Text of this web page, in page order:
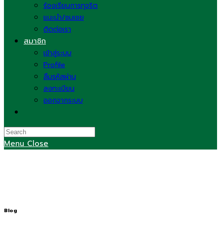
ร้องเรียนการทุจริต
แนะนำ/ชมเชย
ติดต่อเรา
สมาชิก
เข้าสู่ระบบ
Profile
ลืมรหัสผ่าน
ลงทะเบียน
ออกจากระบบ
search
Menu Close
Blog